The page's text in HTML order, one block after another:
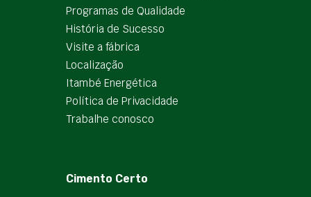
Programas de Qualidade
História de Sucesso
Visite a fábrica
Localização
Itambé Energética
Política de Privacidade
Trabalhe conosco
Cimento Certo